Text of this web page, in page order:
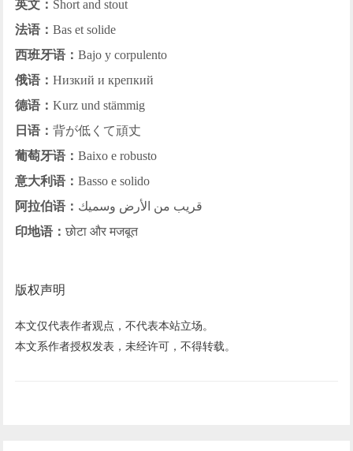
英文： Short and stout
法语：Bas et solide
西班牙语：Bajo y corpulento
俄语：Низкий и крепкий
德语：Kurz und stämmig
日语：背が低くて頑丈
葡萄牙语：Baixo e robusto
意大利语：Basso e solido
阿拉伯语： قريب من الأرض وسميك
印地语：छोटा और मजबूत
版权声明
本文仅代表作者观点，不代表本站立场。
本文系作者授权发表，未经许可，不得转载。